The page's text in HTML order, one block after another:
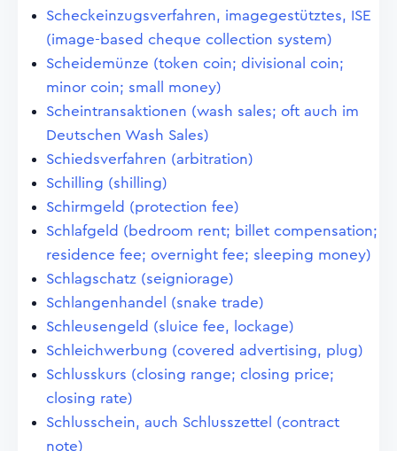
Scheckeinzugsverfahren, imagegestütztes, ISE
(image-based cheque collection system)
Scheidemünze (token coin; divisional coin;
minor coin; small money)
Scheintransaktionen (wash sales; oft auch im
Deutschen Wash Sales)
Schiedsverfahren (arbitration)
Schilling (shilling)
Schirmgeld (protection fee)
Schlafgeld (bedroom rent; billet compensation;
residence fee; overnight fee; sleeping money)
Schlagschatz (seigniorage)
Schlangenhandel (snake trade)
Schleusengeld (sluice fee, lockage)
Schleichwerbung (covered advertising, plug)
Schlusskurs (closing range; closing price;
closing rate)
Schlusschein, auch Schlusszettel (contract
note)